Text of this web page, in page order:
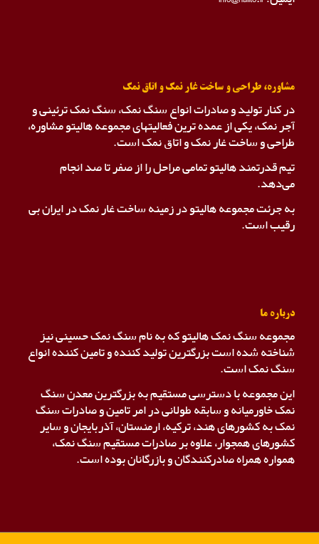
مشاوره، طراحی و ساخت غار نمک و اتاق نمک
در کنار تولید و صادرات انواع سنگ نمک، سنگ نمک ترئینی و
آجر نمک، یکی از عمده ترین فعالیتهای مجموعه هالیتو مشاوره،
طراحی و ساخت غار نمک و اتاق نمک است.
تیم قدرتمند هالیتو تمامی مراحل را از صفر تا صد انجام
می‌دهد.
به جرئت مجموعه هالیتو در زمینه ساخت غار نمک در ایران بی
رقیب است.
درباره ما
مجموعه سنگ نمک هالیتو که به نام سنگ نمک حسینی نیز
شناخته شده است بزرگترین تولید کننده و تامین کننده انواع
سنگ نمک است.
این مجموعه با دسترسی مستقیم به بزرگترین معدن سنگ
نمک خاورمیانه و سابقه طولانی در امر تامین و صادرات سنگ
نمک به کشورهای هند، ترکیه، ارمنستان، آذربایجان و سایر
کشورهای همجوار، علاوه بر صادرات مستقیم سنگ نمک،
همواره همراه صادرکنندگان و بازرگانان بوده است.